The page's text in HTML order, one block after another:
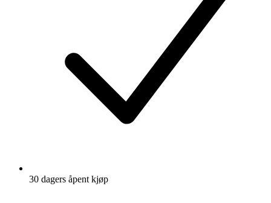
30 dagers åpent kjøp